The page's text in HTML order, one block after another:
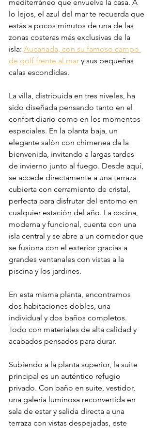
mediterráneo que envuelve la casa. A
lo lejos, el azul del mar te recuerda que
estás a pocos minutos de una de las
zonas costeras más exclusivas de la
isla: Aucanada, con su famoso campo
de golf frente al mar y sus pequeñas
calas escondidas.
La villa, distribuida en tres niveles, ha
sido diseñada pensando tanto en el
confort diario como en los momentos
especiales. En la planta baja, un
elegante salón con chimenea da la
bienvenida, invitando a largas tardes
de invierno junto al fuego. Desde aquí,
se accede directamente a una terraza
cubierta con cerramiento de cristal,
perfecta para disfrutar del entorno en
cualquier estación del año. La cocina,
moderna y funcional, cuenta con una
isla central y se abre a un comedor que
se fusiona con el exterior gracias a
grandes ventanales con vistas a la
piscina y los jardines.
En esta misma planta, encontramos
dos habitaciones dobles, una
individual y dos baños completos.
Todo con materiales de alta calidad y
acabados pensados para durar.
Subiendo a la planta superior, la suite
principal es un auténtico refugio
privado. Con baño en suite, vestidor,
una galería luminosa reconvertida en
sala de estar y salida directa a una
terraza con vistas despejadas, este